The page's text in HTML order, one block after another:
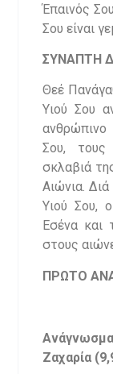
Έπαινός
Σου είναι
ΣΥΝΑΠΤΗ
Θεέ
Υιού Σου
Σου, τους
σκλαβιά
Αιώνια.
Υιού Σου,
Εσένα και
στους
ΠΡΩΤΟ
Ζαχαρία